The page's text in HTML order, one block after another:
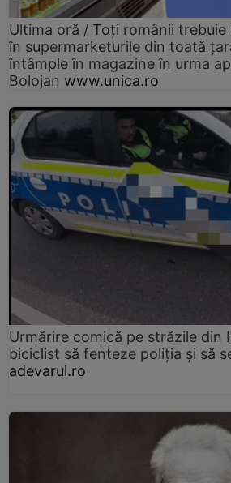
Ultima oră / Toți românii trebuie
în supermarketurile din toată
întâmple în magazine în urma
Bolojan www.unica.ro
Urmărire comică pe străzile din
biciclist să fenteze poliția și să
adevarul.ro